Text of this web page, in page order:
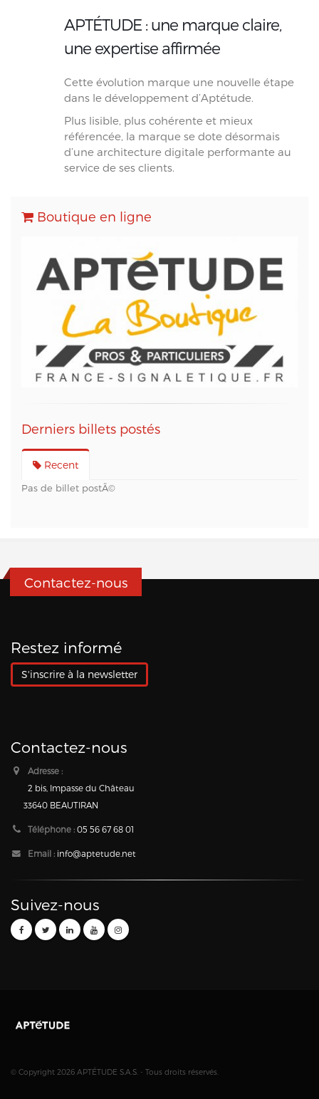
APTÉTUDE : une marque claire,
une expertise affirmée
Cette évolution marque une nouvelle étape
dans le développement d’Aptétude.
Plus lisible, plus cohérente et mieux
référencée, la marque se dote désormais
d’une architecture digitale performante au
service de ses clients.
Boutique en ligne
Derniers billets postés
Recent
Pas de billet postÃ©
Contactez-nous
Restez informé
S'inscrire à la newsletter
Contactez-nous
Adresse :
2 bis, Impasse du Château
33640 BEAUTIRAN
Téléphone : 05 56 67 68 01
Email : info@aptetude.net
Suivez-nous
© Copyright 2026 APTÉTUDE S.A.S. - Tous droits réservés.